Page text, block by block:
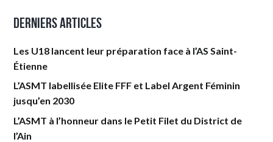
Derniers articles
Les U18 lancent leur préparation face à l’AS Saint-
Étienne
L’ASMT labellisée Elite FFF et Label Argent Féminin
jusqu’en 2030
L’ASMT à l’honneur dans le Petit Filet du District de
l’Ain